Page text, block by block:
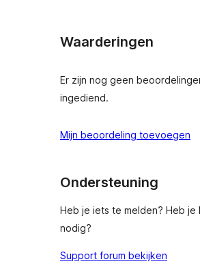
Waarderingen
Er zijn nog geen
ingediend.
Mijn beoordeling toevoegen
Ondersteuning
Heb je iets te melden? Heb je
nodig?
Support forum bekijken